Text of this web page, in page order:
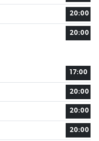
20:00
20:00
17:00
20:00
20:00
20:00